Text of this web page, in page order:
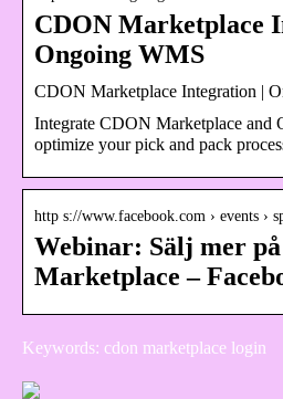
CDON Marketplace
Ongoing WMS
CDON Marketplace Integration |
Integrate CDON Marketplace and
optimize your pick and pack
http s://www.facebook.com › events ›
Webinar: Sälj mer
Marketplace –
Keywords: cdon marketplace login